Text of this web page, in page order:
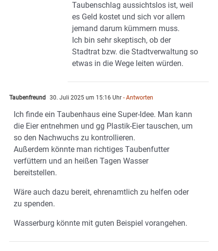
Taubenschlag aussichtslos ist, weil
es Geld kostet und sich vor allem
jemand darum kümmern muss.
Ich bin sehr skeptisch, ob der
Stadtrat bzw. die Stadtverwaltung so
etwas in die Wege leiten würden.
Taubenfreund 30. Juli 2025 um 15:16 Uhr - Antworten
Ich finde ein Taubenhaus eine Super-Idee. Man kann
die Eier entnehmen und gg Plastik-Eier tauschen, um
so den Nachwuchs zu kontrollieren.
Außerdem könnte man richtiges Taubenfutter
verfüttern und an heißen Tagen Wasser
bereitstellen.
Wäre auch dazu bereit, ehrenamtlich zu helfen oder
zu spenden.
Wasserburg könnte mit guten Beispiel vorangehen.